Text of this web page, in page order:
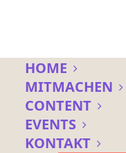
HOME
MITMACHEN
CONTENT
EVENTS
KONTAKT
Datum